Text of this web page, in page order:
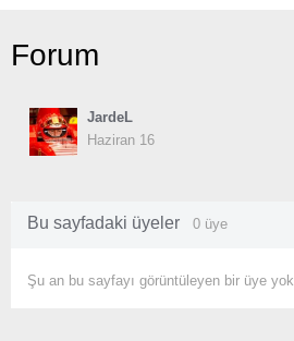
Forum
JardeL
Haziran 16
Bu sayfadaki üyeler 0 üye
Şu an bu sayfayı görüntüleyen bir üye yok